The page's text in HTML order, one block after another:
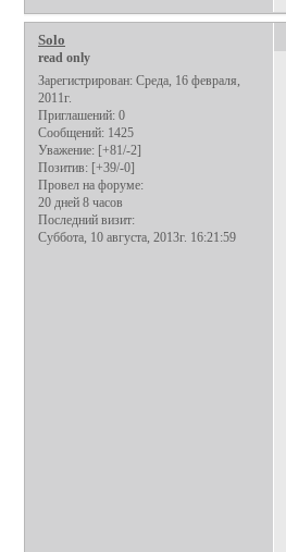
Solo
read only
Зарегистрирован: Среда, 16 февраля,
2011г.
Приглашений: 0
Сообщений: 1425
Уважение: [+81/-2]
Позитив: [+39/-0]
Провел на форуме:
20 дней 8 часов
Последний визит:
Суббота, 10 августа, 2013г. 16:21:59